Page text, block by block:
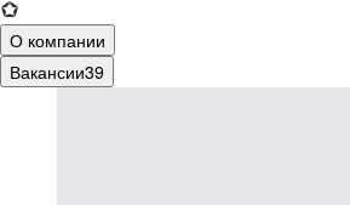
О компании
Вакансии39